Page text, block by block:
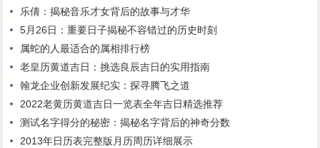
乐倩：揭秘音乐才女背后的故事与才华
5月26日：重要日子揭秘不容错过的历史时刻
属蛇的人最适合的属相排行榜
老皇历黄道吉日：挑选良辰吉日的实用指南
翰龙企业创新发展纪实：探寻腾飞之道
2022老黄历黄道吉日一览表全年吉日精选推荐
测试名字得分的秘密：揭秘名字背后的神奇分数
2013年日历表完整版月历周历详细展示